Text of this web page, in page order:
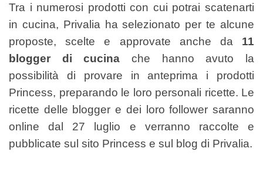
Tra i numerosi prodotti con cui potrai scatenarti
in cucina, Privalia ha selezionato per te alcune
proposte, scelte e approvate anche da 11
blogger di cucina che hanno avuto la
possibilità di provare in anteprima i prodotti
Princess, preparando le loro personali ricette. Le
ricette delle blogger e dei loro follower saranno
online dal 27 luglio e verranno raccolte e
pubblicate sul sito Princess e sul blog di Privalia.